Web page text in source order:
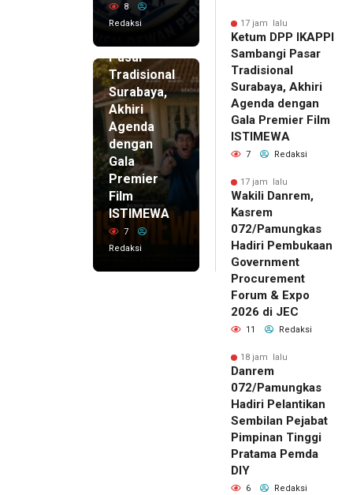
8
Redaksi
DPP
IKAPPI
Pasar
Tradisional
Surabaya,
Akhiri
Agenda
dengan
Gala
Premier
Film
ISTIMEWA
7
Redaksi
17 jam lalu
Ketum DPP IKAPPI
Sambangi Pasar
Tradisional
Surabaya, Akhiri
Agenda dengan
Gala Premier Film
ISTIMEWA
7 Redaksi
17 jam lalu
Wakili Danrem,
Kasrem
072/Pamungkas
Hadiri Pembukaan
Government
Procurement
Forum & Expo
2026 di JEC
11 Redaksi
18 jam lalu
Danrem
072/Pamungkas
Hadiri Pelantikan
Sembilan Pejabat
Pimpinan Tinggi
Pratama Pemda
DIY
6 Redaksi